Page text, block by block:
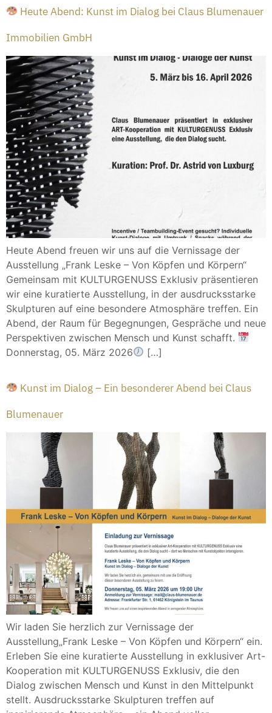
Heute Abend: Kunst im Dialog bei Claus Blumenauer
Immobilien GmbH
Heute Abend freuen wir uns auf die Vernissage der
Ausstellung „Frank Leske – Von Köpfen und Körpern“
Gemeinsam mit KULTURGENUSS Exklusiv präsentieren
wir eine kuratierte Ausstellung, in der ausdrucksstarke
Skulpturen auf eine besondere Atmosphäre treffen. Ein
Abend, der Raum für Begegnungen, Gespräche und neue
Perspektiven zwischen Mensch und Kunst schafft.
Donnerstag, 05. März 2026
[…]
Kunst im Dialog – Ein besonderer Abend bei Claus
Blumenauer
Wir laden Sie herzlich zur Vernissage der
Ausstellung„Frank Leske – Von Köpfen und Körpern“ ein.
Erleben Sie eine kuratierte Ausstellung in exklusiver Art-
Kooperation mit KULTURGENUSS Exklusiv, die den
Dialog zwischen Mensch und Kunst in den Mittelpunkt
stellt. Ausdrucksstarke Skulpturen treffen auf